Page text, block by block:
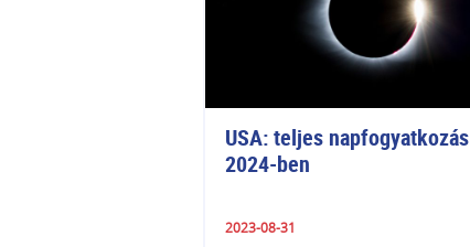
USA: teljes napfogyatkozás
2024-ben
2023-08-31